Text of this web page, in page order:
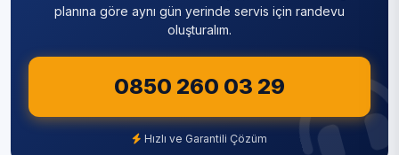
planına göre aynı gün yerinde servis için randevu
oluşturalım.
0850 260 03 29
Hızlı ve Garantili Çözüm